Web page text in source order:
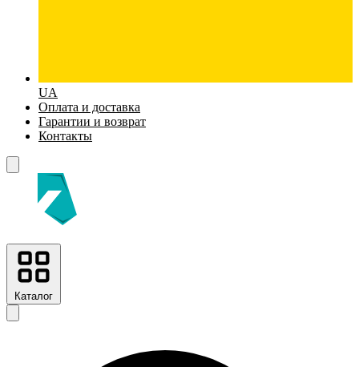
UA
Оплата и доставка
Гарантии и возврат
Контакты
Каталог